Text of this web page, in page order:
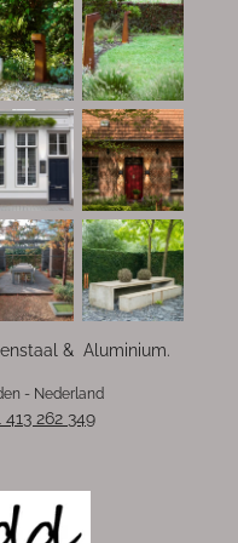
& Aluminium.
- Nederland
413 262 349